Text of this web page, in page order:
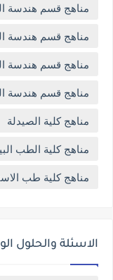
مناهج قسم هندسة
مناهج قسم هندسة
مناهج قسم هندسة
مناهج قسم هندسة
مناهج كلية الصيدلة
مناهج كلية الطب
مناهج كلية طب
الاسئلة والحلول الوزارية 2022